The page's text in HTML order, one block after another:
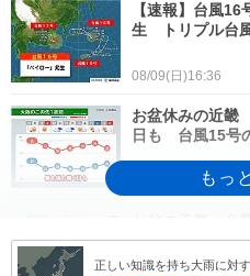
【速報】台風
生 トリプル台
08/09(日)16:36
お盆休みの近畿
日も 台風15号
08/09(日)15:50
れ 関東も雨の
正しい知識を持ち大雨に対